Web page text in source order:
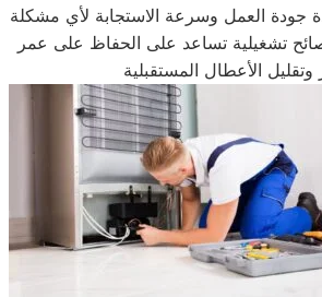
تشغيلية تساعد على الحفاظ على عمر